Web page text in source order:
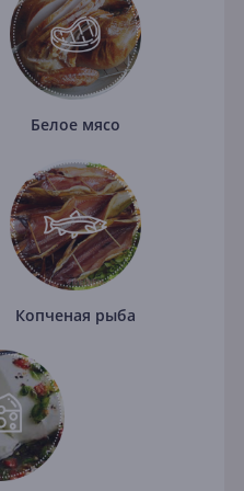
Белое мясо
Копченая рыба